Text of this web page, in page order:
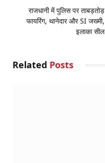
राजधानी में पुलिस पर ताबड़तोड़
फायरिंग, थानेदार और SI जख्मी,
इलाका सील
Related Posts